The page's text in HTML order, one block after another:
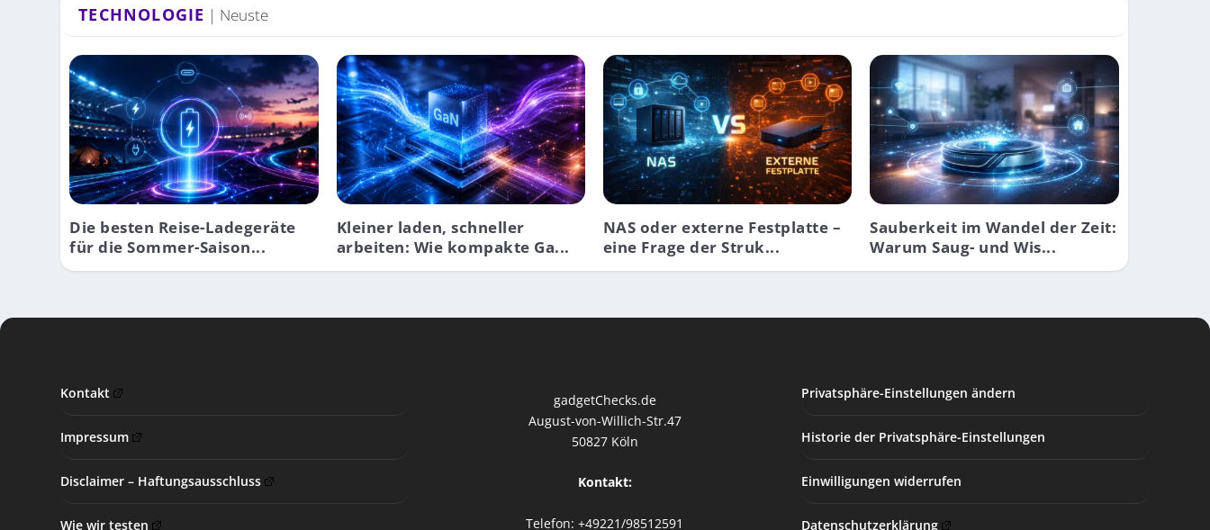
TECHNOLOGIE | Neuste
Die besten Reise-Ladegeräte
für die Sommer-Saison...
Kleiner laden, schneller
arbeiten: Wie kompakte Ga...
NAS oder externe Festplatte –
eine Frage der Struk...
Sauberkeit im Wandel der Zeit:
Warum Saug- und Wis...
Kontakt
Impressum
Disclaimer – Haftungsausschluss
Wie wir testen
gadgetChecks.de
August-von-Willich-Str.47
50827 Köln
Kontakt:
Telefon: +49221/98512591
Privatsphäre-Einstellungen ändern
Historie der Privatsphäre-Einstellungen
Einwilligungen widerrufen
Datenschutzerklärung